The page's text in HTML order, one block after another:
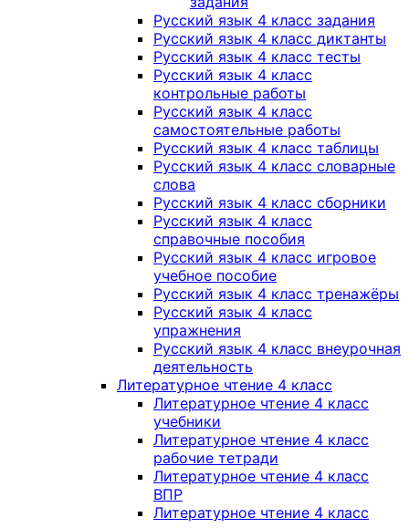
Русский язык 4 класс задания
Русский язык 4 класс диктанты
Русский язык 4 класс тесты
Русский язык 4 класс
контрольные работы
Русский язык 4 класс
самостоятельные работы
Русский язык 4 класс таблицы
Русский язык 4 класс словарные
слова
Русский язык 4 класс сборники
Русский язык 4 класс
справочные пособия
Русский язык 4 класс игровое
учебное пособие
Русский язык 4 класс тренажёры
Русский язык 4 класс
упражнения
Русский язык 4 класс внеурочная
деятельность
Литературное чтение 4 класс
Литературное чтение 4 класс
учебники
Литературное чтение 4 класс
рабочие тетради
Литературное чтение 4 класс
ВПР
Литературное чтение 4 класс